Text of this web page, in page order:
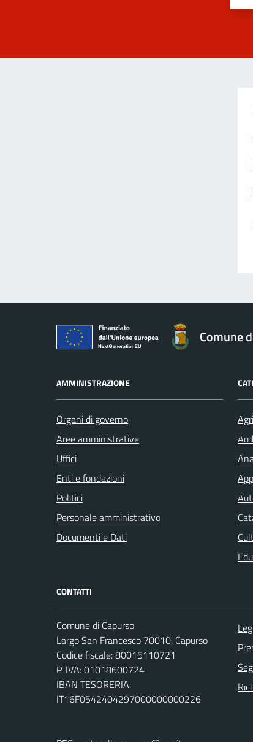
Comune
AMMINISTRAZIONE
Organi di governo
Aree amministrative
Uffici
Enti e fondazioni
Politici
Personale amministrativo
Documenti e Dati
CONTATTI
Comune di Capurso
Largo San Francesco 70010, Capurso
Codice fiscale: 80015110721
P. IVA: 01018600724
IBAN TESORERIA:
IT16F0542404297000000000226